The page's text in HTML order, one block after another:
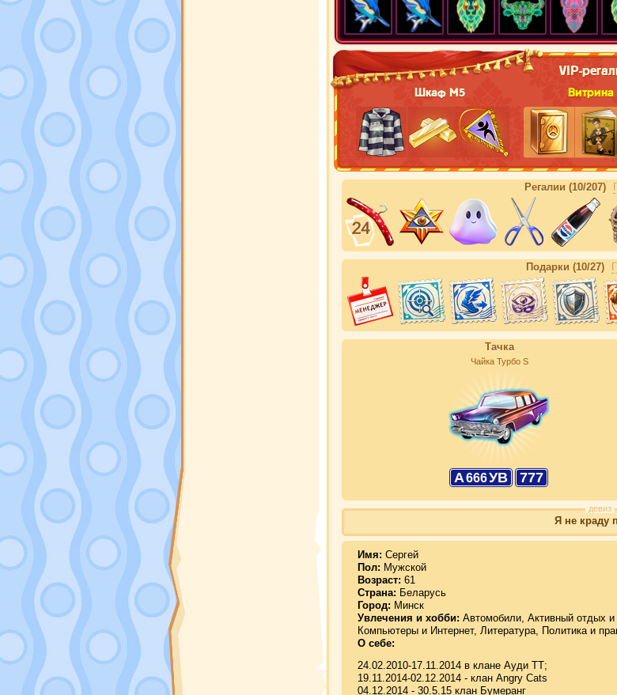
VIP-
Шкаф М5
Регалии (10/207)
Подарки (10/27)
Тачка
Чайка Турбо S
А666УВ 777
девиз
Я не краду
Имя: Сергей
Пол: Мужской
Возраст: 61
Страна: Беларусь
Город: Минск
Увлечения и хобби: Автомобили, Активный отдых
Компьютеры и Интернет, Литература, Политика и
О себе:
24.02.2010-17.11.2014 в клане Ауди ТТ;
19.11.2014-02.12.2014 - клан Angry Cats
04.12.2014 - 30.5.15 клан Бумеранг